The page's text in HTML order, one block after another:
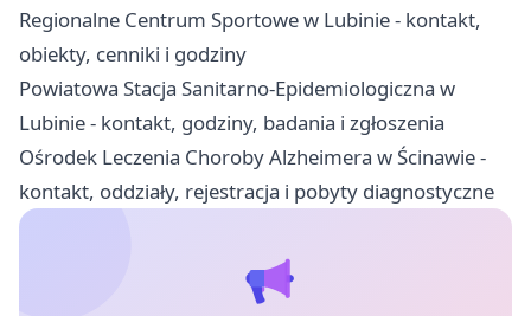
Regionalne Centrum Sportowe w Lubinie - kontakt,
obiekty, cenniki i godziny
Powiatowa Stacja Sanitarno-Epidemiologiczna w
Lubinie - kontakt, godziny, badania i zgłoszenia
Ośrodek Leczenia Choroby Alzheimera w Ścinawie -
kontakt, oddziały, rejestracja i pobyty diagnostyczne